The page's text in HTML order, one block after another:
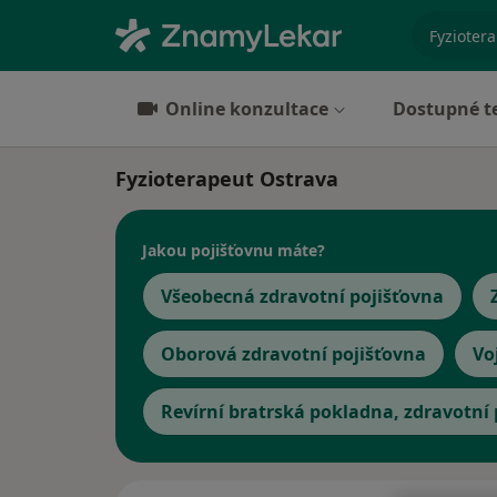
Online konzultace Dostupné
Fyzioterapeut Ostrava
Jakou pojišťovnu máte?
Všeobecná zdravotní pojišťovna
Oborová zdravotní pojišťovna
Revírní bratrská pokladna, zdravotní